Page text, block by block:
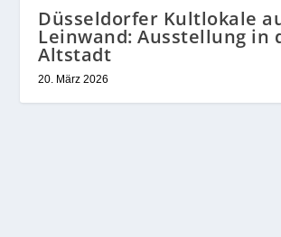
Düsseldorfer Kultlokale
Leinwand: Ausstellung in
Altstadt
20. März 2026